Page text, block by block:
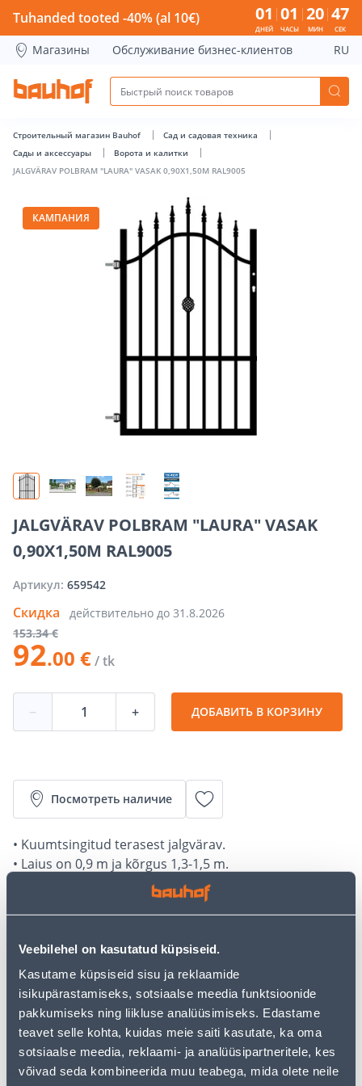
Veebilehel on kasutatud küpsiseid.
Kasutame küpsiseid sisu ja reklaamide
isikupärastamiseks, sotsiaalse meedia funktsioonide
pakkumiseks ning liikluse analüüsimiseks. Edastame
teavet selle kohta, kuidas meie saiti kasutate, ka oma
sotsiaalse meedia, reklaami- ja analüüsipartneritele, kes
võivad seda kombineerida muu teabega, mida olete neile
JALGVÄRAV POLBRAM &quot;LAURA&quot; VASAK
Tuhanded tooted -40% (al 10€) 01
ДНЕЙ
01
ЧАСЫ
20
МИН
47
СЕК
Магазины Обслуживание бизнес-клиентов RU
Строительный магазин Bauhof
Сад и садовая техника
Сады и аксессуары
Ворота и калитки
JALGVÄRAV POLBRAM "LAURA" VASAK 0,90X1,50M RAL9005
КАМПАНИЯ
JALGVÄRAV POLBRAM "LAURA" VASAK
0,90X1,50M RAL9005
Артикул: 659542
Скидка действительно до 31.8.2026
153.34 €
92.00 €/ tk
− + ДОБАВИТЬ В КОРЗИНУ
Посмотреть наличие
• Kuumtsingitud terasest jalgvärav.
• Laius on 0,9 m ja kõrgus 1,3-1,5 m.
• 14-päevane tagastusõigus.
Калькулятор рассрочки
Депозит
Ежемесячный платеж 15.33 €